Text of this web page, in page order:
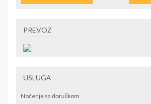
PREVOZ
USLUGA
Noćenje sa doručkom